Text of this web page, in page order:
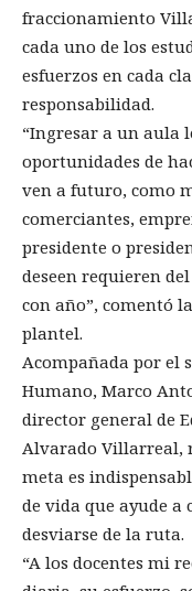
fraccionamiento
cada uno de los
esfuerzos en cada
responsabilidad.
“Ingresar a un aula
oportunidades de
ven a futuro, como
comerciantes,
presidente o
deseen requieren
con año”, comentó
plantel.
Acompañada por el
Humano, Marco
director general de
Alvarado Villarreal,
meta es
de vida que ayude a
desviarse de la ruta.
“A los docentes mi